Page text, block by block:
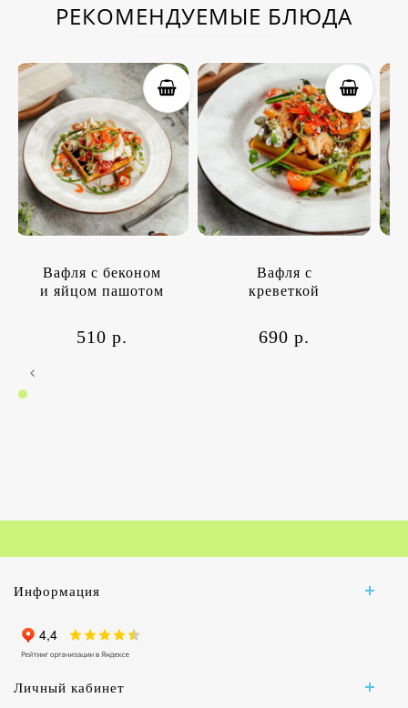
РЕКОМЕНДУЕМЫЕ БЛЮДА
Вафля с беконом
и яйцом пашотом
510 р.
Вафля с
креветкой
690 р.
Информация
Личный кабинет